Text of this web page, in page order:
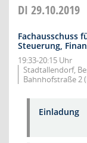
DI 29.10.2019
Fachausschuss
Steuerung,
19:33-20:15 Uhr
Stadtallendorf,
Bahnhofstraße 2
Einladung